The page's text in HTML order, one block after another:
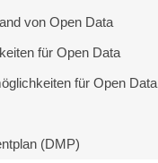
von Open Data
für Open Data
für Open Data
(DMP)